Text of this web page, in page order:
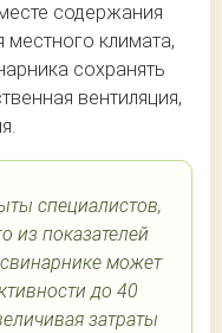
содержания
климата,
сохранять
вентиляция,
специалистов,
из показателей
может
до 40
затраты